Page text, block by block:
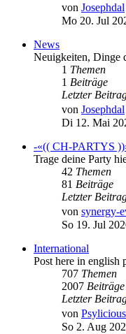
von Josephdal
Mo 20. Jul
News
Neuigkeiten, Dinge
1 Themen
1 Beiträge
Letzter
von Josephdal
Di 12. Mai
-«(( CH-PARTYS
Trage deine Party
42 Themen
81 Beiträge
Letzter
von synergy-
So 19. Jul
International
Post here in english
707 Themen
2007 Beiträge
Letzter
von Psylicious
So 2. Aug